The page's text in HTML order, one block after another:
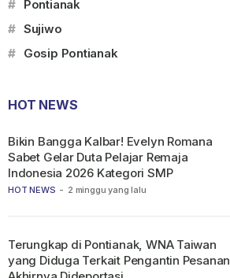
#
Pontianak
# Sujiwo
# Gosip Pontianak
HOT NEWS
HOT NEWS - 2 minggu yang lalu
Bikin Bangga Kalbar! Evelyn Romana
Sabet Gelar Duta Pelajar Remaja
Indonesia 2026 Kategori SMP
Terungkap di Pontianak, WNA Taiwan
yang Diduga Terkait Pengantin Pesanan